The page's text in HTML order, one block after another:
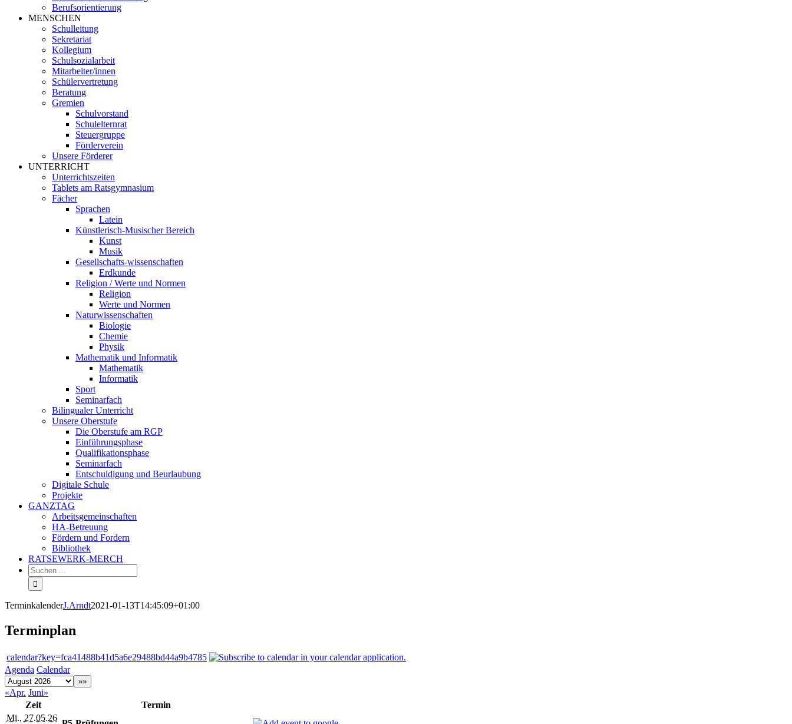
Berufsorientierung
MENSCHEN
Schulleitung
Sekretariat
Kollegium
Schulsozialarbeit
Mitarbeiter/innen
Schülervertretung
Beratung
Gremien
Schulvorstand
Schulelternrat
Steuergruppe
Förderverein
Unsere Förderer
UNTERRICHT
Unterrichtszeiten
Tablets am Ratsgymnasium
Fächer
Sprachen
Latein
Künstlerisch-Musischer Bereich
Kunst
Musik
Gesellschafts-wissenschaften
Erdkunde
Religion / Werte und Normen
Religion
Werte und Normen
Naturwissenschaften
Biologie
Chemie
Physik
Mathematik und Informatik
Mathematik
Informatik
Sport
Seminarfach
Bilingualer Unterricht
Unsere Oberstufe
Die Oberstufe am RGP
Einführungsphase
Qualifikationsphase
Seminarfach
Entschuldigung und Beurlaubung
Digitale Schule
Projekte
GANZTAG
Arbeitsgemeinschaften
HA-Betreuung
Fördern und Fordern
Bibliothek
RATSEWERK-MERCH
TerminkalenderJ.Arndt2021-01-13T14:45:09+01:00
Terminplan
calendar?key=fca41488b41d5a6e29488bd44a9b4785
Agenda Calendar
«Apr. Juni»
Zeit
Termin
Mi., 27.05.26